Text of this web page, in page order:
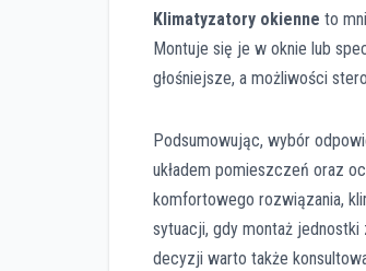
Klimatyzatory okienne to
Montuje się je w oknie lub
głośniejsze, a możliwości
Podsumowując, wybór
układem pomieszczeń oraz
komfortowego rozwiązania,
sytuacji, gdy montaż
decyzji warto także